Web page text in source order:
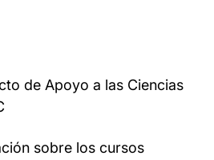
de Apoyo a las Ciencias
sobre los cursos